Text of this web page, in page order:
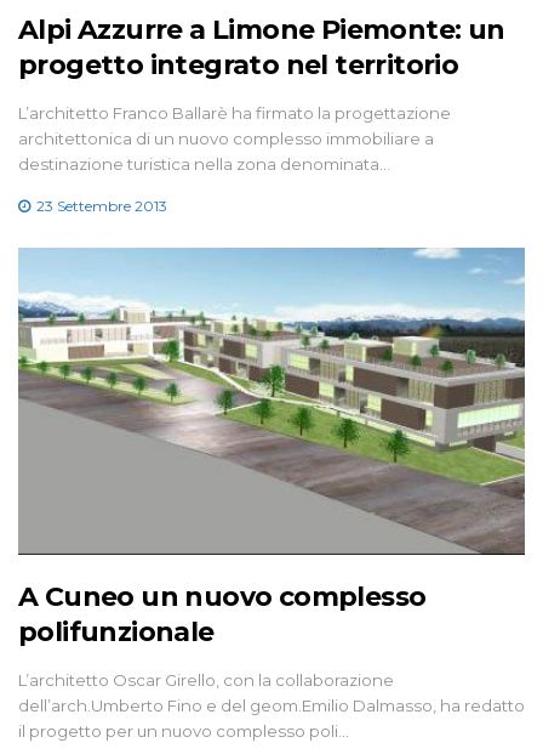
Alpi Azzurre a Limone Piemonte: un
progetto integrato nel territorio
L’architetto Franco Ballarè ha firmato la progettazione
architettonica di un nuovo complesso immobiliare a
destinazione turistica nella zona denominata…
23 Settembre 2013
A Cuneo un nuovo complesso
polifunzionale
L’architetto Oscar Girello, con la collaborazione
dell’arch.Umberto Fino e del geom.Emilio Dalmasso, ha redatto
il progetto per un nuovo complesso poli…